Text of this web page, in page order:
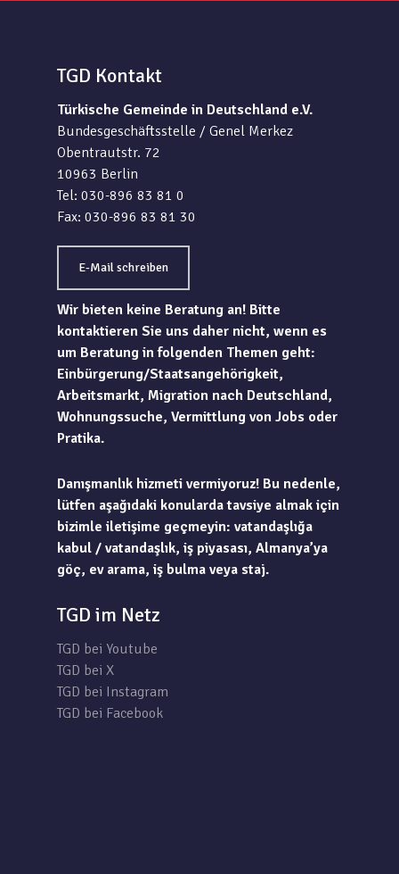
TGD Kontakt
Türkische Gemeinde in Deutschland e.V.
Bundesgeschäftsstelle / Genel Merkez
Obentrautstr. 72
10963 Berlin
Tel: 030-896 83 81 0
Fax: 030-896 83 81 30
E-Mail schreiben
Wir bieten keine Beratung an! Bitte
kontaktieren Sie uns daher nicht, wenn es
um Beratung in folgenden Themen geht:
Einbürgerung/Staatsangehörigkeit,
Arbeitsmarkt, Migration nach Deutschland,
Wohnungssuche, Vermittlung von Jobs oder
Pratika.
Danışmanlık hizmeti vermiyoruz! Bu nedenle,
lütfen aşağıdaki konularda tavsiye almak için
bizimle iletişime geçmeyin: vatandaşlığa
kabul / vatandaşlık, iş piyasası, Almanya’ya
göç, ev arama, iş bulma veya staj.
TGD im Netz
TGD bei Youtube
TGD bei X
TGD bei Instagram
TGD bei Facebook